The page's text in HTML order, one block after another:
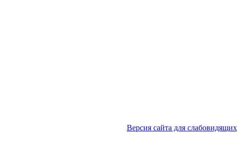
Версия сайта для слабовидящих